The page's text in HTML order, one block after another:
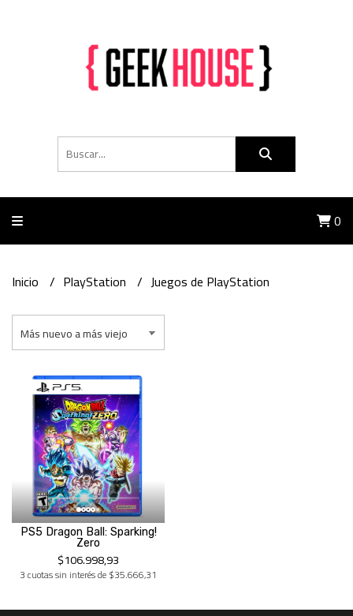
0
Inicio PlayStation Juegos de PlayStation
PS5 Dragon Ball: Sparking!
Zero
$106.998,93
3 cuotas sin interés de $35.666,31